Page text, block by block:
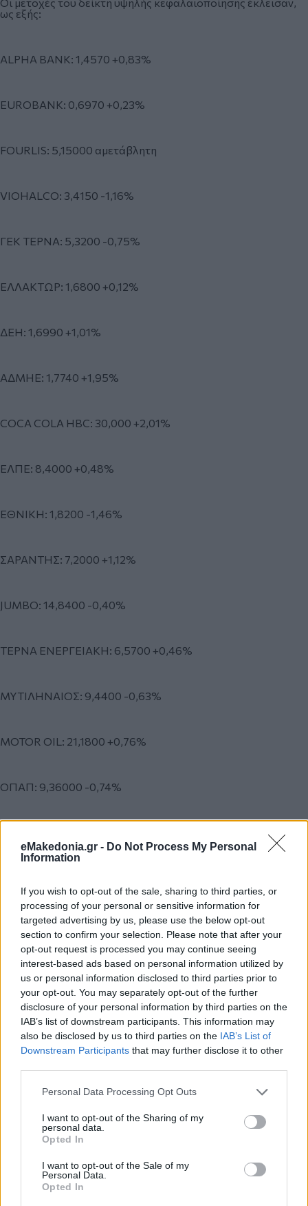
eMakedonia.gr - Do Not Process My Personal
Information
If you wish to opt-out of the sale, sharing to third parties, or
processing of your personal or sensitive information for
targeted advertising by us, please use the below opt-out
section to confirm your selection. Please note that after your
opt-out request is processed you may continue seeing
interest-based ads based on personal information utilized by
us or personal information disclosed to third parties prior to
your opt-out. You may separately opt-out of the further
disclosure of your personal information by third parties on the
IAB’s list of downstream participants. This information may
also be disclosed by us to third parties on the IAB’s List of
Downstream Participants that may further disclose it to other
Please note that this website/app uses one or more Google
not limited to your visit or usage behaviour. You may click to
grant or deny consent to Google and its third-party tags to
use your data for below specified purposes in below Google
consent section.
Personal Data Processing Opt Outs
I want to opt-out of the Sharing of my
personal data.
Opted In
I want to opt-out of the Sale of my
Personal Data.
Opted In
ως εξής:
ALPHA BANK: 1,4570 +0,83%
EUROBANK: 0,6970 +0,23%
FOURLIS: 5,15000 αμετάβλητη
VIOHALCO: 3,4150 -1,16%
ΓΕΚ ΤΕΡΝΑ: 5,3200 -0,75%
ΕΛΛΑΚΤΩΡ: 1,6800 +0,12%
ΔΕΗ: 1,6990 +1,01%
ΑΔΜΗΕ: 1,7740 +1,95%
COCA COLA HBC: 30,000 +2,01%
ΕΛΠΕ: 8,4000 +0,48%
ΕΘΝΙΚΗ: 1,8200 -1,46%
ΣΑΡΑΝΤΗΣ: 7,2000 +1,12%
JUMBO: 14,8400 -0,40%
ΤΕΡΝΑ ΕΝΕΡΓΕΙΑΚΗ: 6,5700 +0,46%
ΜΥΤΙΛΗΝΑΙΟΣ: 9,4400 -0,63%
MOTOR OIL: 21,1800 +0,76%
ΟΠΑΠ: 9,36000 -0,74%
ΤΙΤΑΝ: 18,8400 -0,84%
LAMDA DEVELOPMENT: 6,8100 -1,29%
ΟΛΠ: 18,4600 +2,78%
ΕΧΑΕ: 4,6000 -1,29%
ΑΠΕ-ΜΠΕ